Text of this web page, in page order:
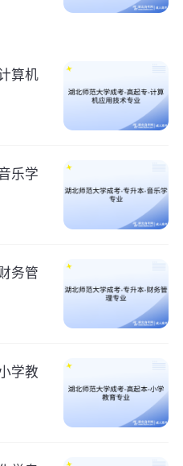
算机
乐学
务管
学教